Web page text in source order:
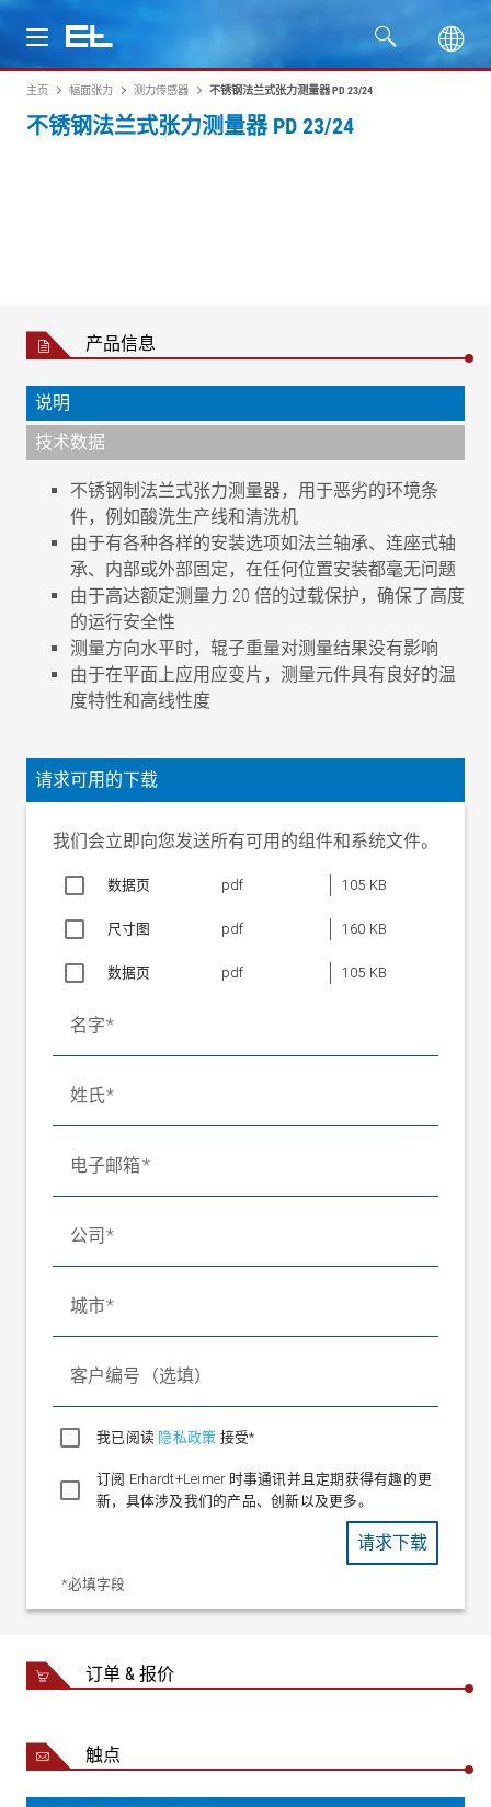
产品
主页 幅面张力 测力传感器 不锈钢法兰式张力测量器 PD 23/24
不锈钢法兰式张力测量器 PD 23/24
产品信息
说明
技术数据
不锈钢制法兰式张力测量器，用于恶劣的环境条
件，例如酸洗生产线和清洗机
由于有各种各样的安装选项如法兰轴承、连座式轴
承、内部或外部固定，在任何位置安装都毫无问题
由于高达额定测量力 20 倍的过载保护，确保了高度
的运行安全性
测量方向水平时，辊子重量对测量结果没有影响
由于在平面上应用应变片，测量元件具有良好的温
度特性和高线性度
额定特性值（灵敏度）
结合误差（磁滞/非线
性）
应变片全桥
应变片桥的标称电阻
电桥电源电压
机械止挡
工作负荷
1.8 至 2.4 F
极限负荷
0.1 至 0.2 mm 视类型而
额定温度范围
温度系数
针对特性值
±0.3% / 10 K
防护等级
请求可用的下载
我们会立即向您发送所有可用的组件和系统文件。
数据页 pdf 105 KB
尺寸图 pdf 160 KB
数据页 pdf 105 KB
名字
姓氏
电子邮箱
公司
城市
客户编号（选填）
我已阅读 隐私政策 接受*
订阅 Erhardt+Leimer 时事通讯并且定期获得有趣的更
新，具体涉及我们的产品、创新以及更多。
*必填字段
请求下载
订单 & 报价
触点